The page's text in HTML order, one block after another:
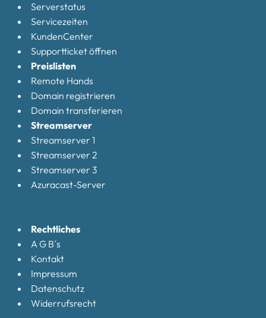
Serverstatus
Servicezeiten
KundenCenter
Supportticket öffnen
Preislisten
Remote Hands
Domain registrieren
Domain transferieren
Streamserver
Streamserver 1
Streamserver 2
Streamserver 3
Azuracast-Server
Rechtliches
A G B´s
Kontakt
Impressum
Datenschutz
Widerrufsrecht